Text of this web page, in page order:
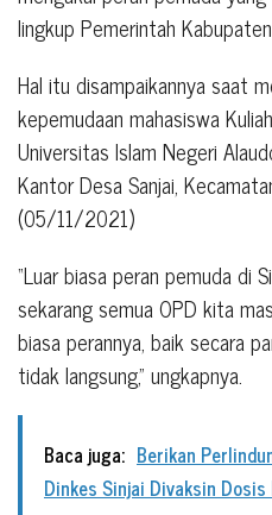
lingkup Pemerintah
Hal itu disampaikannya saat
kepemudaan mahasiswa
Universitas Islam Negeri
Kantor Desa Sanjai,
(05/11/2021)
“Luar biasa peran pemuda di
sekarang semua OPD kita
biasa perannya, baik secara
tidak langsung,” ungkapnya.
Baca juga: Berikan
Dinkes Sinjai Divaksin